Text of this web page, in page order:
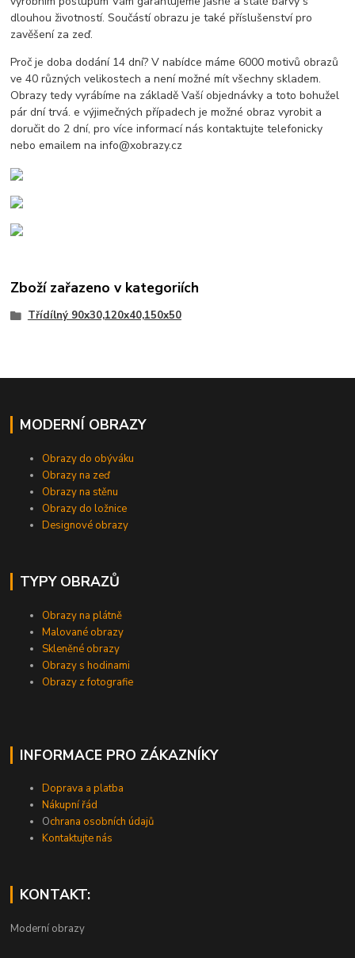
dlouhou životností. Součástí obrazu je také příslušenství pro
zavěšení za zeď.
Proč je doba dodání 14 dní? V nabídce máme 6000 motivů obrazů
ve 40 různých velikostech a není možné mít všechny skladem.
Obrazy tedy vyrábíme na základě Vaší objednávky a toto bohužel
pár dní trvá. e výjimečných případech je možné obraz vyrobit a
doručit do 2 dní, pro více informací nás kontaktujte telefonicky
nebo emailem na info@xobrazy.cz
Zboží zařazeno v kategoriích
Třídílný 90x30,120x40,150x50
MODERNÍ OBRAZY
Obrazy do obýváku
Obrazy na zeď
Obrazy na stěnu
Obrazy do ložnice
Designové obrazy
TYPY OBRAZŮ
Obrazy na plátně
Malované obrazy
Skleněné obrazy
Obrazy s hodinami
Obrazy z fotografie
INFORMACE PRO ZÁKAZNÍKY
Doprava a platba
Nákupní řád
Ochrana osobních údajů
Kontaktujte nás
KONTAKT:
Moderní obrazy